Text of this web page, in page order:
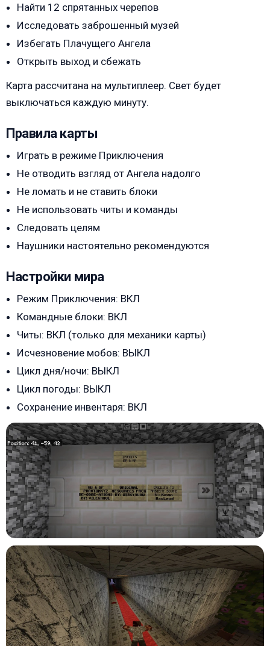
Найти 12 спрятанных черепов
Исследовать заброшенный музей
Избегать Плачущего Ангела
Открыть выход и сбежать
Карта рассчитана на мультиплеер. Свет будет
выключаться каждую минуту.
Правила карты
Играть в режиме Приключения
Не отводить взгляд от Ангела надолго
Не ломать и не ставить блоки
Не использовать читы и команды
Следовать целям
Наушники настоятельно рекомендуются
Настройки мира
Режим Приключения: ВКЛ
Командные блоки: ВКЛ
Читы: ВКЛ (только для механики карты)
Исчезновение мобов: ВЫКЛ
Цикл дня/ночи: ВЫКЛ
Цикл погоды: ВЫКЛ
Сохранение инвентаря: ВКЛ